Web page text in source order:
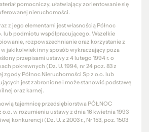
pomocniczy, ułatwiający zorientowanie się
nieruchomości.
z jego elementami jest własnością Północ
lub podmiotu współpracującego. Wszelkie
rozpowszechnianie oraz korzystanie z
jakikolwiek inny sposób wykraczający poza
przepisami ustawy z 4 lutego 1994 r. o
pokrewnych (Dz. U. 1994, nr 24 poz. 83 z
zgody Północ Nieruchomości Sp z o.o. lub
jest zabronione i może stanowić podstawę
oraz karnej.
tajemnicę przedsiębiorstwa PÓŁNOC
o.o. w rozumieniu ustawy z dnia 16 kwietnia 1993
konkurencji (Dz. U. z 2003 r., Nr 153, poz. 1503